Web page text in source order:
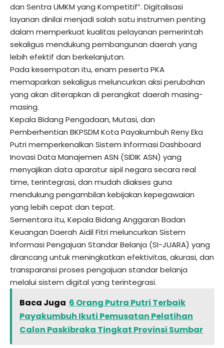
dan Sentra UMKM yang Kompetitif”. Digitalisasi
layanan dinilai menjadi salah satu instrumen penting
dalam memperkuat kualitas pelayanan pemerintah
sekaligus mendukung pembangunan daerah yang
lebih efektif dan berkelanjutan.
Pada kesempatan itu, enam peserta PKA
memaparkan sekaligus meluncurkan aksi perubahan
yang akan diterapkan di perangkat daerah masing-
masing.
Kepala Bidang Pengadaan, Mutasi, dan
Pemberhentian BKPSDM Kota Payakumbuh Reny Eka
Putri memperkenalkan Sistem Informasi Dashboard
Inovasi Data Manajemen ASN (SIDIK ASN) yang
menyajikan data aparatur sipil negara secara real
time, terintegrasi, dan mudah diakses guna
mendukung pengambilan kebijakan kepegawaian
yang lebih cepat dan tepat.
Sementara itu, Kepala Bidang Anggaran Badan
Keuangan Daerah Aidil Fitri meluncurkan Sistem
Informasi Pengajuan Standar Belanja (SI-JUARA) yang
dirancang untuk meningkatkan efektivitas, akurasi, dan
transparansi proses pengajuan standar belanja
melalui sistem digital yang terintegrasi.
Baca Juga 6 Orang Putra Putri Terbaik
Payakumbuh Ikuti Pemusatan Pelatihan
Calon Paskibraka Tingkat Provinsi Sumbar